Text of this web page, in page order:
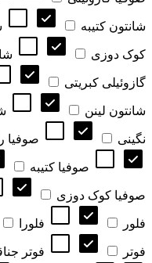
شانتون کتیبه
کوک دوزی
گازوئیلی کبریتی
شانتون لینن
نگینی صوفیا
صوفیا کتیبه
صوفیا کوک دوزی
فلور فلورا
فوتر فوتر